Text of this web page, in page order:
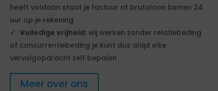
heeft voldaan staat je factuur of brutoloon binnen 24
uur op je rekening
Volledige vrijheid: wij werken zonder relatiebeding
of concurrentiebeding je kunt dus altijd elke
vervolgopdracht zelf bepalen
Meer over ons